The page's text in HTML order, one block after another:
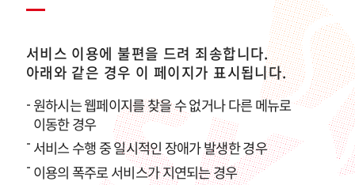
서비스 이용에 불편을 드려 죄송합니다.
아래와 같은 경우 이 페이지가 표시됩니다.
원하시는 웹페이지를 찾을 수 없거나 다른 메뉴로
이동한 경우
서비스 수행 중 일시적인 장애가 발생한 경우
이용의 폭주로 서비스가 지연되는 경우